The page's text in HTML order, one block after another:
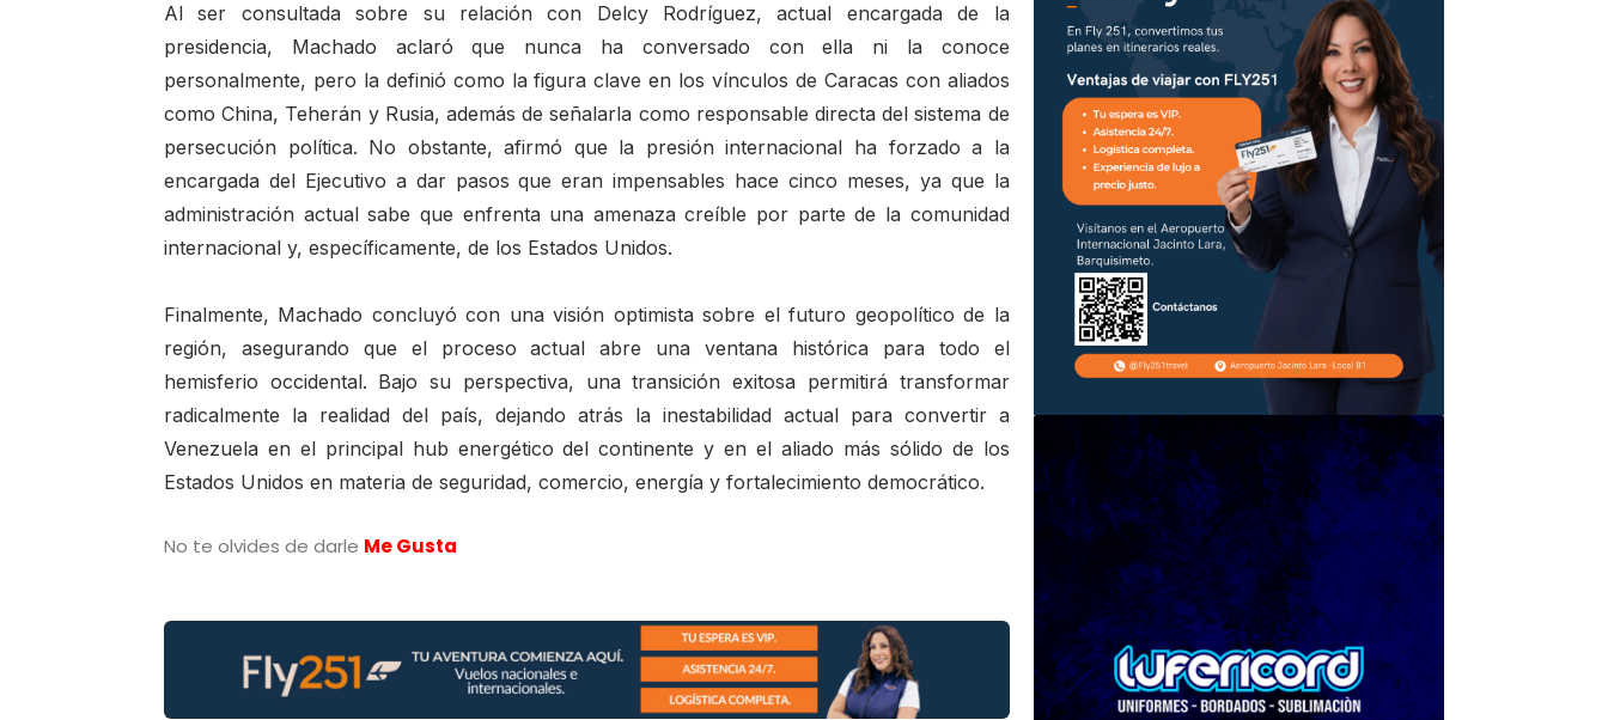
Al ser consultada sobre su relación con Delcy Rodríguez, actual encargada de la
presidencia, Machado aclaró que nunca ha conversado con ella ni la conoce
personalmente, pero la definió como la figura clave en los vínculos de Caracas con aliados
como China, Teherán y Rusia, además de señalarla como responsable directa del sistema de
persecución política. No obstante, afirmó que la presión internacional ha forzado a la
encargada del Ejecutivo a dar pasos que eran impensables hace cinco meses, ya que la
administración actual sabe que enfrenta una amenaza creíble por parte de la comunidad
internacional y, específicamente, de los Estados Unidos.
Finalmente, Machado concluyó con una visión optimista sobre el futuro geopolítico de la
región, asegurando que el proceso actual abre una ventana histórica para todo el
hemisferio occidental. Bajo su perspectiva, una transición exitosa permitirá transformar
radicalmente la realidad del país, dejando atrás la inestabilidad actual para convertir a
Venezuela en el principal hub energético del continente y en el aliado más sólido de los
Estados Unidos en materia de seguridad, comercio, energía y fortalecimiento democrático.
No te olvides de darle Me Gusta